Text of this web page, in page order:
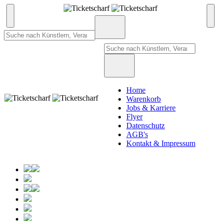
Home
Warenkorb
Jobs & Karriere
Flyer
Datenschutz
AGB's
Kontakt & Impressum